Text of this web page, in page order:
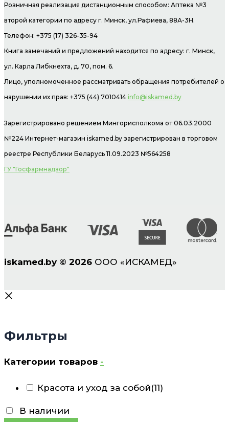
Розничная реализация дистанционным способом: Аптека №3
второй категории по адресу г. Минск, ул.Рафиева, 88А-3Н.
Телефон: +375 (17) 326-35-94
Книга замечаний и предложений находится по адресу: г. Минск,
ул. Карла Либкнехта, д. 70, пом. 6.
Лицо, уполномоченное рассматривать обращения потребителей о
нарушении их прав: +375 (44) 7010414 info@iskamed.by
Зарегистрировано решением Мингорисполкома от 06.03.2000
№224 Интернет-магазин iskamed.by зарегистрирован в торговом
реестре Республики Беларусь 11.09.2023 №564258
ГУ "Госфармнадзор"
iskamed.by © 2026 ООО «ИСКАМЕД»
Фильтры
Категории товаров -
Красота и уход за собой(11)
В наличии